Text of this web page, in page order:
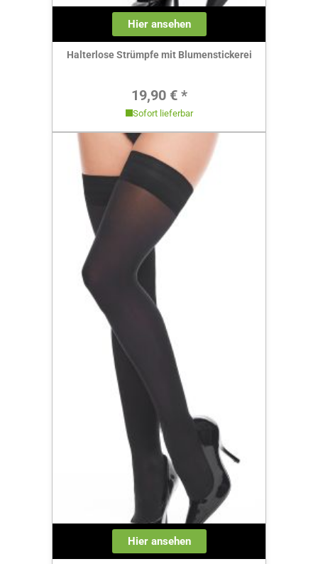
Hier ansehen
Halterlose Strümpfe mit Blumenstickerei
Regulärer Preis:
19,90 € *
Sofort lieferbar
Hier ansehen